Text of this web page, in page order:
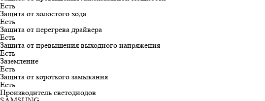
Есть
Защита от холостого хода
Есть
Защита от перегрева драйвера
Есть
Защита от превышения выходного напряжения
Есть
Заземление
Есть
Защита от короткого замыкания
Есть
Производитель светодиодов